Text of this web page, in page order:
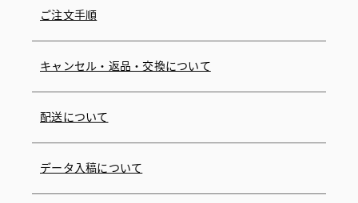
ご注文手順
キャンセル・返品・交換について
配送について
データ入稿について